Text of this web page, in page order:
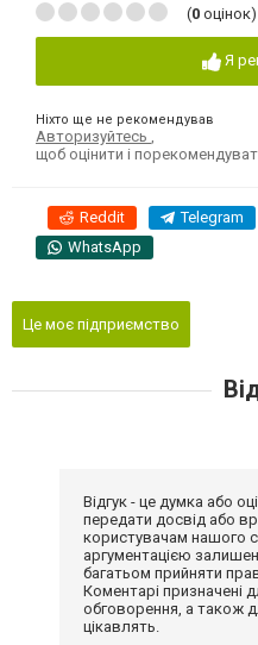
(0 оцінок)
Я
Ніхто ще не рекомендував
Авторизуйтесь
щоб оцінити і
Reddit Telegram
WhatsApp
Це моє підприємство
Відгук - це думка або
передати досвід або
користувачам нашого
аргументацією
багатьом прийняти
Коментарі призначені
обговорення, а також
цікавлять.